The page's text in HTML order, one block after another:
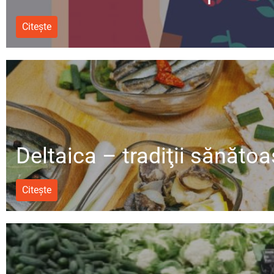
Citește
Deltaica – tradiţii
Citește